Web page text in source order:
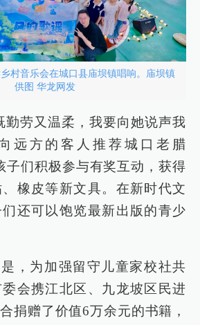
村音乐会在城口县庙坝镇唱响。庙坝镇
供图 华龙网发
勤劳又温柔，我要向她说声我
远方的客人推荐城口老腊
子们积极参与有奖互动，获得
橡皮等新文具。在新时代文
还可以饱览最新出版的青少
，为加强留守儿童家校社共
会携江北区、九龙坡区民进
捐赠了价值6万余元的书籍，